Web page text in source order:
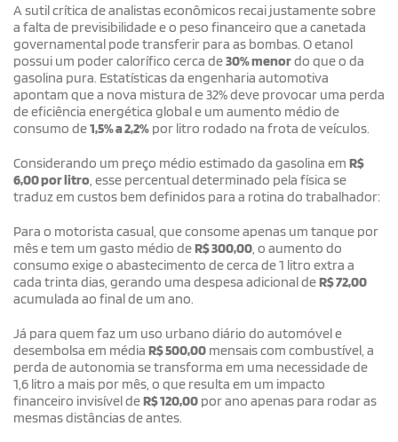
A sutil crítica de analistas econômicos recai justamente sobre
a falta de previsibilidade e o peso financeiro que a canetada
governamental pode transferir para as bombas. O etanol
possui um poder calorífico cerca de30% menordo que o da
gasolina pura. Estatísticas da engenharia automotiva
apontam que a nova mistura de 32% deve provocar uma perda
de eficiência energética global e um aumento médio de
consumo de1,5% a 2,2% por litro rodado na frota de veículos.
Considerando um preço médio estimado da gasolina em R$
6,00 por litro, esse percentual determinado pela física se
traduz em custos bem definidos para a rotina do trabalhador:
Para o motorista casual, que consome apenas um tanque por
mês e tem um gasto médio deR$ 300,00, o aumento do
consumo exige o abastecimento de cerca de 1 litro extra a
cada trinta dias, gerando uma despesa adicional deR$ 72,00
acumulada ao final de um ano.
Já para quem faz um uso urbano diário do automóvel e
desembolsa em média R$ 500,00 mensais com combustível, a
perda de autonomia se transforma em uma necessidade de
1,6 litro a mais por mês, o que resulta em um impacto
financeiro invisível deR$ 120,00 por ano apenas para rodar as
mesmas distâncias de antes.